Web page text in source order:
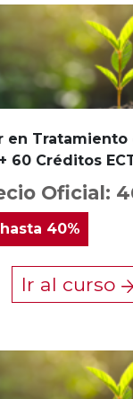
en Tratamiento
+ 60 Créditos
Oficial:
40%
Ir al curso